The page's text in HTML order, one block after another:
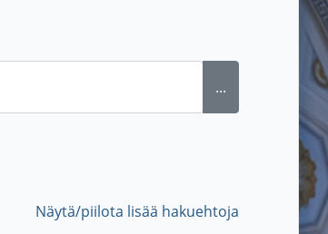
...
Näytä/piilota lisää hakuehtoja